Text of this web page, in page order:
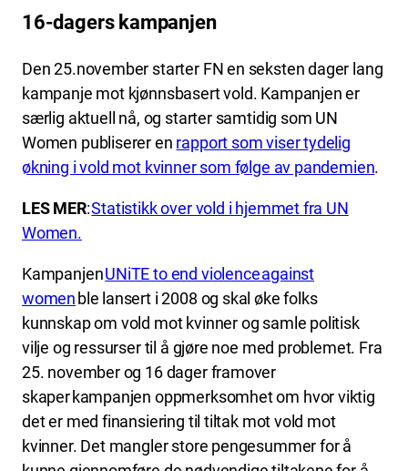
16-dagers kampanjen
Den 25.november starter FN en seksten dager lang
kampanje mot kjønnsbasert vold. Kampanjen er
særlig aktuell nå, og starter samtidig som UN
Women publiserer en rapport som viser tydelig
økning i vold mot kvinner som følge av pandemien.
LES MER:Statistikk over vold i hjemmet fra UN
Women.
KampanjenUNiTE to end violence against
womenble lansert i 2008 og skal øke folks
kunnskap om vold mot kvinner og samle politisk
vilje og ressurser til å gjøre noe med problemet. Fra
25. november og 16 dager framover
skaper kampanjen oppmerksomhet om hvor viktig
det er med finansiering til tiltak mot vold mot
kvinner. Det mangler store pengesummer for å